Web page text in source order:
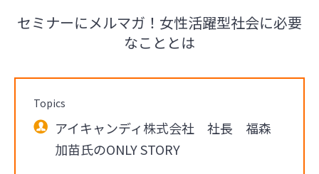
セミナーにメルマガ！女性活躍型社会に必要
なこととは
Topics
アイキャンディ株式会社 社長 福森
加苗氏のONLY STORY